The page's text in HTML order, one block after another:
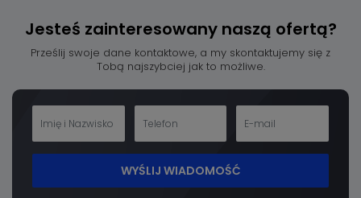
Jesteś zainteresowany naszą ofertą?
Prześlij swoje dane kontaktowe, a my skontaktujemy się z
Tobą najszybciej jak to możliwe.
WYŚLIJ WIADOMOŚĆ